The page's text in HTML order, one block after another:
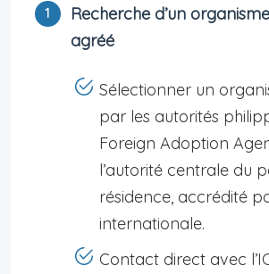
Recherche d’un
agréé
Sélectionner un
par les autorités
Foreign Adoption
l’autorité centrale du
résidence, accrédité
internationale.
Contact direct avec